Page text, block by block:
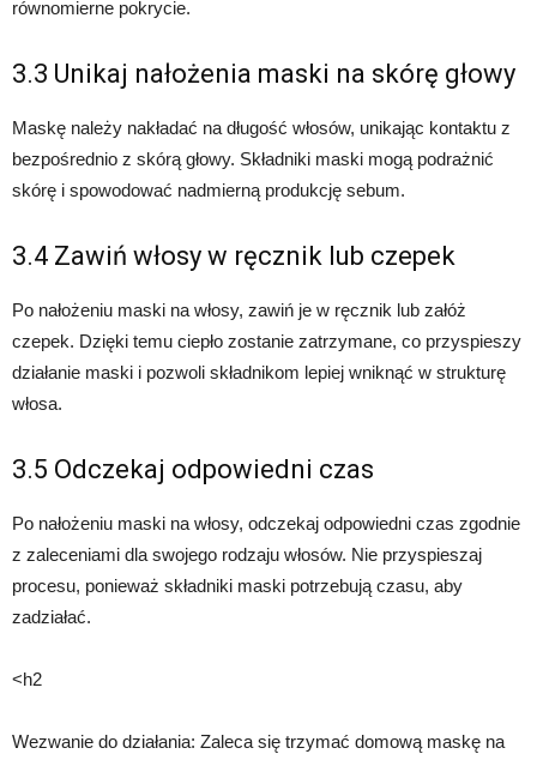
równomierne pokrycie.
3.3 Unikaj nałożenia maski na skórę głowy
Maskę należy nakładać na długość włosów, unikając kontaktu z
bezpośrednio z skórą głowy. Składniki maski mogą podrażnić
skórę i spowodować nadmierną produkcję sebum.
3.4 Zawiń włosy w ręcznik lub czepek
Po nałożeniu maski na włosy, zawiń je w ręcznik lub załóż
czepek. Dzięki temu ciepło zostanie zatrzymane, co przyspieszy
działanie maski i pozwoli składnikom lepiej wniknąć w strukturę
włosa.
3.5 Odczekaj odpowiedni czas
Po nałożeniu maski na włosy, odczekaj odpowiedni czas zgodnie
z zaleceniami dla swojego rodzaju włosów. Nie przyspieszaj
procesu, ponieważ składniki maski potrzebują czasu, aby
zadziałać.
<h2
Wezwanie do działania: Zaleca się trzymać domową maskę na